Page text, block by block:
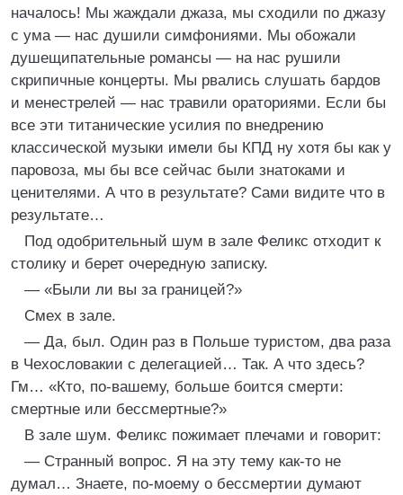
началось! Мы жаждали джаза, мы сходили по джазу
с ума — нас душили симфониями. Мы обожали
душещипательные романсы — на нас рушили
скрипичные концерты. Мы рвались слушать бардов
и менестрелей — нас травили ораториями. Если бы
все эти титанические усилия по внедрению
классической музыки имели бы КПД ну хотя бы как у
паровоза, мы бы все сейчас были знатоками и
ценителями. А что в результате? Сами видите что в
результате…
Под одобрительный шум в зале Феликс отходит к
столику и берет очередную записку.
— «Были ли вы за границей?»
Смех в зале.
— Да, был. Один раз в Польше туристом, два раза
в Чехословакии с делегацией… Так. А что здесь?
Гм… «Кто, по-вашему, больше боится смерти:
смертные или бессмертные?»
В зале шум. Феликс пожимает плечами и говорит:
— Странный вопрос. Я на эту тему как-то не
думал… Знаете, по-моему о бессмертии думают